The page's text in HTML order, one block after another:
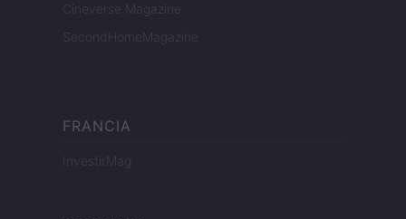
Cineverse Magazine
SecondHomeMagazine
FRANCIA
InvestirMag